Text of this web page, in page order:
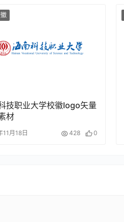
技职业大学校徽logo矢量
材
月18日 428 0